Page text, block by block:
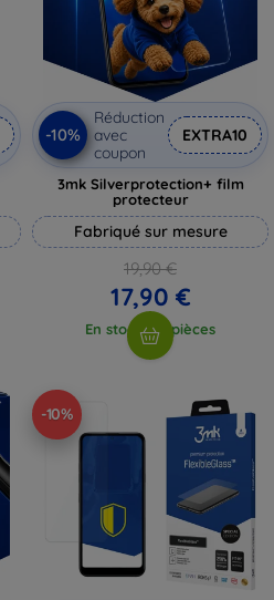
-10%
Réduction
avec
coupon
EXTRA10
3mk Silverprotection+ film
protecteur
Fabriqué sur mesure
19,90 €
17,90 €
En stock > 5 pièces
-10%